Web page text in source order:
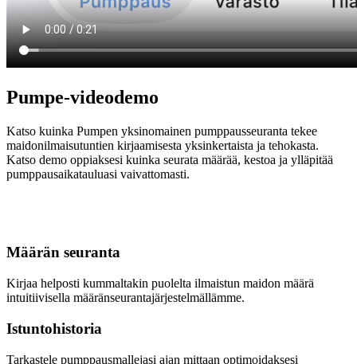
Pumpe-videodemo
Katso kuinka Pumpen yksinomainen pumppausseuranta tekee
maidonilmaisutuntien kirjaamisesta yksinkertaista ja tehokasta.
Katso demo oppiaksesi kuinka seurata määrää, kestoa ja ylläpitää
pumppausaikatauluasi vaivattomasti.
Määrän seuranta
Kirjaa helposti kummaltakin puolelta ilmaistun maidon määrä
intuitiivisella määränseurantajärjestelmällämme.
Istuntohistoria
Tarkastele pumppausmallejasi ajan mittaan optimoidaksesi